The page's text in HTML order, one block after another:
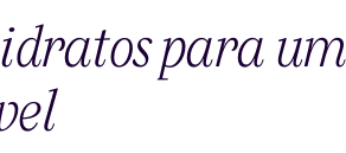
para um